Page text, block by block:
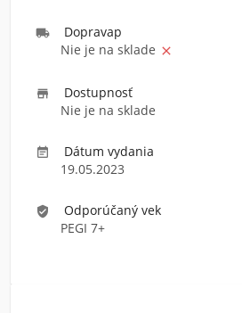
 Dopravap
Nie je na sklade 

Dostupnosť
Nie je na sklade

Dátum vydania
19.05.2023
verified_user
Odporúčaný vek
PEGI 7+